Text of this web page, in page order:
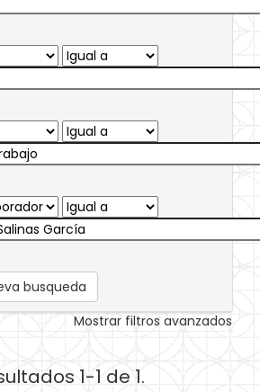
busqueda
Mostrar filtros avanzados
1-1 de 1.